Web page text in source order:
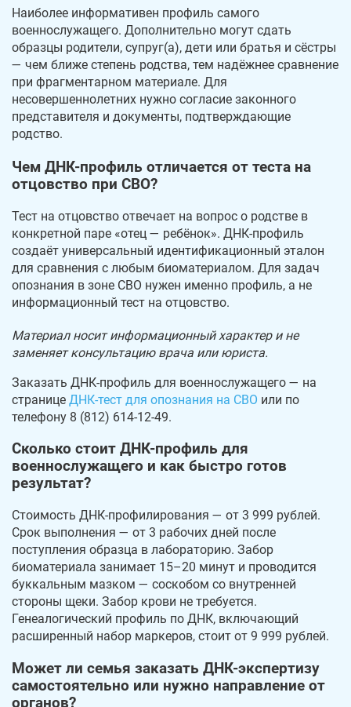
Наиболее информативен профиль самого
военнослужащего. Дополнительно могут сдать
образцы родители, супруг(а), дети или братья и сёстры
— чем ближе степень родства, тем надёжнее сравнение
при фрагментарном материале. Для
несовершеннолетних нужно согласие законного
представителя и документы, подтверждающие
родство.
Чем ДНК-профиль отличается от теста на
отцовство при СВО?
Тест на отцовство отвечает на вопрос о родстве в
конкретной паре «отец — ребёнок». ДНК-профиль
создаёт универсальный идентификационный эталон
для сравнения с любым биоматериалом. Для задач
опознания в зоне СВО нужен именно профиль, а не
информационный тест на отцовство.
Материал носит информационный характер и не
заменяет консультацию врача или юриста.
Заказать ДНК-профиль для военнослужащего — на
странице ДНК-тест для опознания на СВО или по
телефону 8 (812) 614-12-49.
Сколько стоит ДНК-профиль для
военнослужащего и как быстро готов
результат?
Стоимость ДНК-профилирования — от 3 999 рублей.
Срок выполнения — от 3 рабочих дней после
поступления образца в лабораторию. Забор
биоматериала занимает 15–20 минут и проводится
буккальным мазком — соскобом со внутренней
стороны щеки. Забор крови не требуется.
Генеалогический профиль по ДНК, включающий
расширенный набор маркеров, стоит от 9 999 рублей.
Может ли семья заказать ДНК-экспертизу
самостоятельно или нужно направление от
органов?